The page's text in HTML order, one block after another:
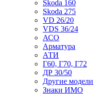
Skoda 160
Skoda 275
VD 26/20
VDS 36/24
АСО
Арматура
АТИ
Г60, Г70, Г72
ДР 30/50
Другие модели
Знаки ИМО